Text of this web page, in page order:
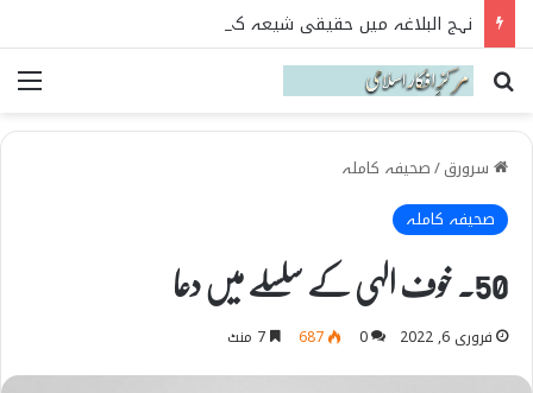
نہج البلاغہ میں حقیقی شیعہ کی پہچان
Search for
سرورق/صحیفہ کاملہ
صحیفہ کاملہ
50۔ خوف الہی کے سلسلے میں دعا
فروری 6, 2022 0
687